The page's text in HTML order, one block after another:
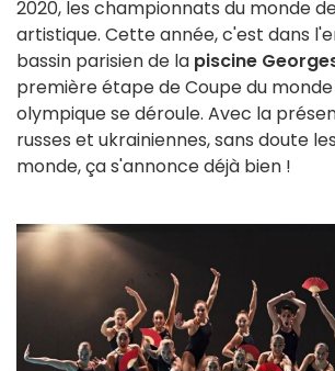
2020, les championnats du monde
artistique. Cette année, c'est dans
bassin parisien de la piscine
première étape de Coupe du
olympique se déroule. Avec la
russes et ukrainiennes, sans doute
monde, ça s'annonce déjà bien !